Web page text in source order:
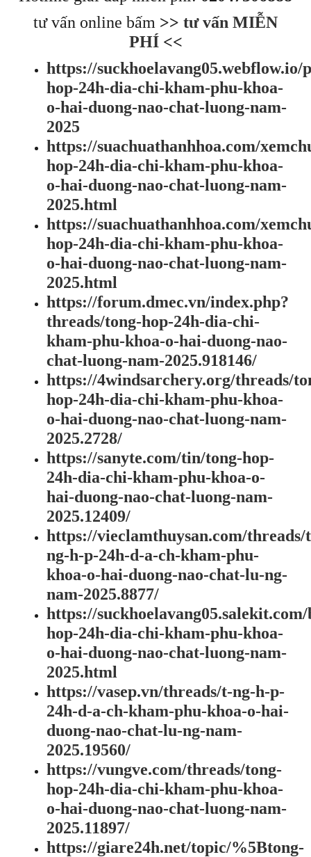
tư vấn online bấm >> tư vấn MIỄN
PHÍ<<
https://suckhoelavang05.webflow.io/
hop-24h-dia-chi-kham-phu-khoa-
o-hai-duong-nao-chat-luong-nam-
2025
https://suachuathanhhoa.com/
hop-24h-dia-chi-kham-phu-khoa-
o-hai-duong-nao-chat-luong-nam-
2025.html
https://suachuathanhhoa.com/
hop-24h-dia-chi-kham-phu-khoa-
o-hai-duong-nao-chat-luong-nam-
2025.html
https://forum.dmec.vn/index.php?
threads/tong-hop-24h-dia-chi-
kham-phu-khoa-o-hai-duong-nao-
chat-luong-nam-2025.918146/
https://4windsarchery.org/threads/
hop-24h-dia-chi-kham-phu-khoa-
o-hai-duong-nao-chat-luong-nam-
2025.2728/
https://sanyte.com/tin/tong-hop-
24h-dia-chi-kham-phu-khoa-o-
hai-duong-nao-chat-luong-nam-
2025.12409/
https://vieclamthuysan.com/threads/
ng-h-p-24h-d-a-ch-kham-phu-
khoa-o-hai-duong-nao-chat-lu-ng-
nam-2025.8877/
https://
hop-24h-dia-chi-kham-phu-khoa-
o-hai-duong-nao-chat-luong-nam-
2025.html
https://vasep.vn/threads/t-ng-h-p-
24h-d-a-ch-kham-phu-khoa-o-hai-
duong-nao-chat-lu-ng-nam-
2025.19560/
https://vungve.com/threads/tong-
hop-24h-dia-chi-kham-phu-khoa-
o-hai-duong-nao-chat-luong-nam-
2025.11897/
https://giare24h.net/topic/%5Btong-